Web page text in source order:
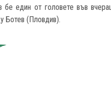
бе един от головете във
Ботев (Пловдив).